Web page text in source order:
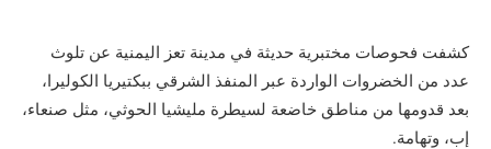
كشفت فحوصات مختبرية حديثة في مدينة تعز اليمنية عن تلوث
عدد من الخضروات الواردة عبر المنفذ الشرقي ببكتيريا الكوليرا،
بعد قدومها من مناطق خاضعة لسيطرة مليشيا الحوثي، مثل صنعاء،
إب، وتهامة.